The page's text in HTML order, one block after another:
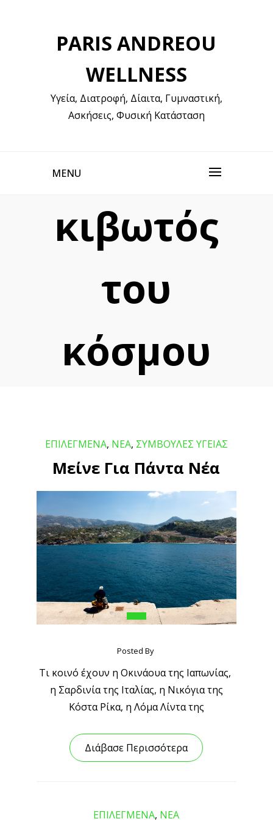
PARIS ANDREOU
WELLNESS
Υγεία, Διατροφή, Δίαιτα, Γυμναστική,
Ασκήσεις, Φυσική Κατάσταση
MENU
κιβωτός
του
κόσμου
ΕΠΙΛΕΓΜΕΝΑ, ΝΕΑ, ΣΥΜΒΟΥΛΕΣ ΥΓΕΙΑΣ
Μείνε Για Πάντα Νέα
Posted By
Τι κοινό έχουν η Οκινάουα της Ιαπωνίας,
η Σαρδινία της Ιταλίας, η Νικόγια της
Κόστα Ρίκα, η Λόμα Λίντα της
Διάβασε Περισσότερα
ΕΠΙΛΕΓΜΕΝΑ, ΝΕΑ